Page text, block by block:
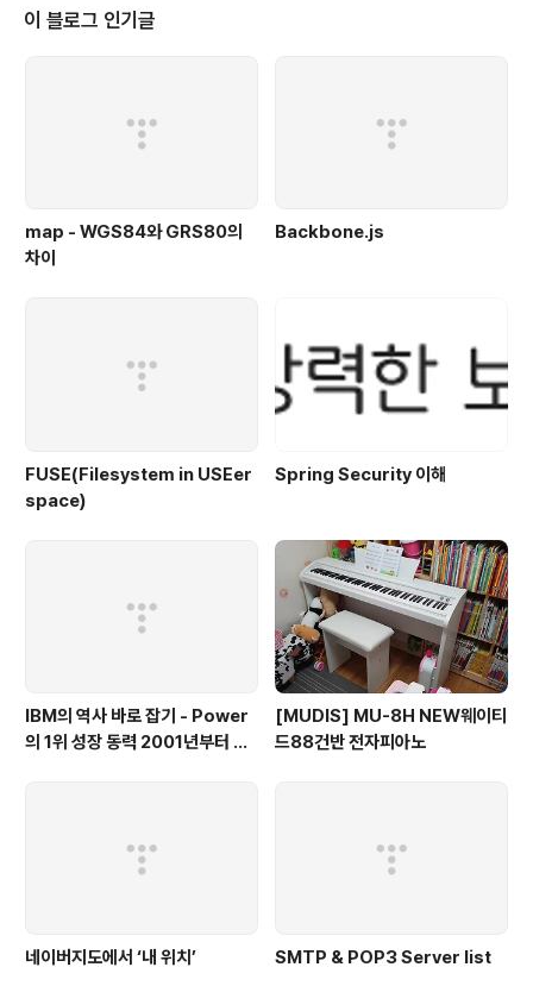
않는 경우가 대부분이지만 내부적으로 플래시메모리(flash memory)를 사용
해 데이터를 저장한다는 점에서는 동일하다. 플래시 메모리는 데이터의 읽기와
이 블로그 인기글
map - WGS84와 GRS80의
차이
Backbone.js
FUSE(Filesystem in USEer
space)
Spring Security 이해
IBM의 역사 바로 잡기 - Power
의 1위 성장 동력 2001년부터 가
[MUDIS] MU-8H NEW웨이티
드88건반 전자피아노
네이버지도에서 ‘내 위치’ SMTP & POP3 Server list